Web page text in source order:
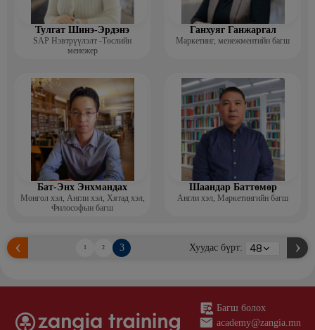
Тулгат Шинэ-Эрдэнэ
SAP Нэвтрүүлэлт -Төслийн
менежер
Ганхуяг Ганжаргал
Маркетинг, менежментийн багш
Бат-Энх Энхмандах
Монгол хэл, Англи хэл, Хятад хэл,
Философын багш
Шаандар Баттөмөр
Англи хэл, Маркетингийн багш
1 2 3 Хуудас бүрт:
Багш болох
academy@zangia.mn